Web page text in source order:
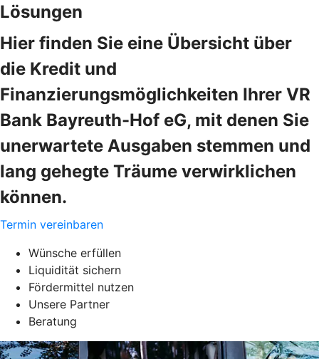
Lösungen
Hier finden Sie eine Übersicht über
die Kredit und
Finanzierungsmöglichkeiten Ihrer VR
Bank Bayreuth-Hof eG, mit denen Sie
unerwartete Ausgaben stemmen und
lang gehegte Träume verwirklichen
können.
Termin vereinbaren
Wünsche erfüllen
Liquidität sichern
Fördermittel nutzen
Unsere Partner
Beratung